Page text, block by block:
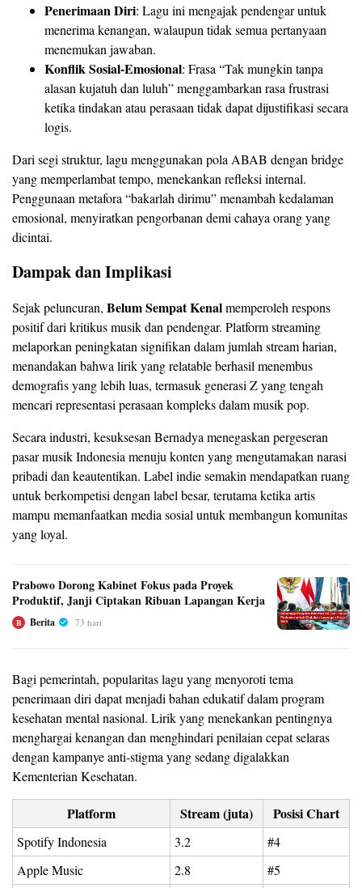
Penerimaan Diri: Lagu ini mengajak pendengar untuk
menerima kenangan, walaupun tidak semua pertanyaan
menemukan jawaban.
Konflik Sosial‑Emosional: Frasa “Tak mungkin tanpa
alasan kujatuh dan luluh” menggambarkan rasa frustrasi
ketika tindakan atau perasaan tidak dapat dijustifikasi secara
logis.
Dari segi struktur, lagu menggunakan pola ABAB dengan bridge
yang memperlambat tempo, menekankan refleksi internal.
Penggunaan metafora “bakarlah dirimu” menambah kedalaman
emosional, menyiratkan pengorbanan demi cahaya orang yang
dicintai.
Dampak dan Implikasi
Sejak peluncuran, Belum Sempat Kenalmemperoleh respons
positif dari kritikus musik dan pendengar. Platform streaming
melaporkan peningkatan signifikan dalam jumlah stream harian,
menandakan bahwa lirik yang relatable berhasil menembus
demografis yang lebih luas, termasuk generasi Z yang tengah
mencari representasi perasaan kompleks dalam musik pop.
Secara industri, kesuksesan Bernadya menegaskan pergeseran
pasar musik Indonesia menuju konten yang mengutamakan narasi
pribadi dan keautentikan. Label indie semakin mendapatkan ruang
untuk berkompetisi dengan label besar, terutama ketika artis
mampu memanfaatkan media sosial untuk membangun komunitas
yang loyal.
Prabowo Dorong Kabinet Fokus pada Proyek
Produktif, Janji Ciptakan Ribuan Lapangan Kerja
B Berita 73 hari
Bagi pemerintah, popularitas lagu yang menyoroti tema
penerimaan diri dapat menjadi bahan edukatif dalam program
kesehatan mental nasional. Lirik yang menekankan pentingnya
menghargai kenangan dan menghindari penilaian cepat selaras
dengan kampanye anti‑stigma yang sedang digalakkan
Kementerian Kesehatan.
Platform Stream (juta) Posisi Chart
Spotify Indonesia 3.2
#4
Apple Music
2.8
#5